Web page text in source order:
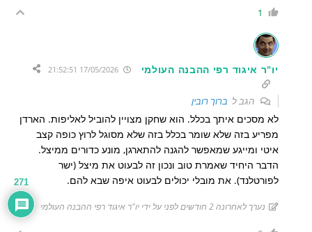
1
יו"ר איגוד רפי ההבנה העולמי 17/05/2026 21:52:51
הגב ל ברוך רובין
לא מסכים איתך בכלל. הוא שחקן מצויין להוביל לאליפות. הארדן
מפריע בזה שלא שומר בכלל בזה שלא מסוגל לרוץ כופה קצב
איטי ומייגע שמאפשר להגנה להתארגן, מונע כדורים ממיצל.
הדבר היחיד שאמרת טוב ונכון זה לבעוט את מיצל (ישר
לפורטלנד). את מובלי יכולים לבעוט איפה שבא להם.
נערך לאחרונה 2 חודשים לפני על ידי יו"ר איגוד רפי ההבנה העולמי
271